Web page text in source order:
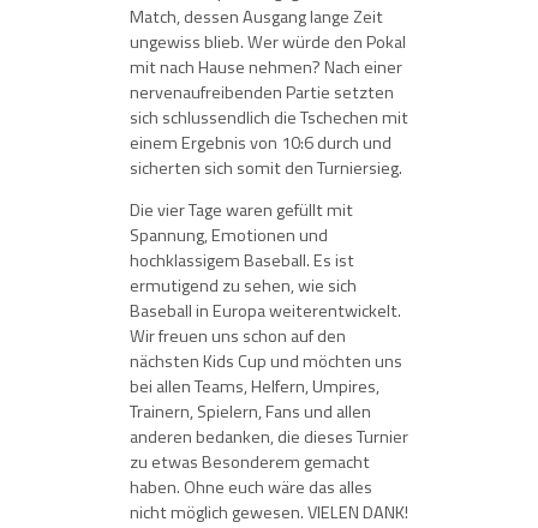
Match, dessen Ausgang lange Zeit
ungewiss blieb. Wer würde den Pokal
mit nach Hause nehmen? Nach einer
nervenaufreibenden Partie setzten
sich schlussendlich die Tschechen mit
einem Ergebnis von 10:6 durch und
sicherten sich somit den Turniersieg.
Die vier Tage waren gefüllt mit
Spannung, Emotionen und
hochklassigem Baseball. Es ist
ermutigend zu sehen, wie sich
Baseball in Europa weiterentwickelt.
Wir freuen uns schon auf den
nächsten Kids Cup und möchten uns
bei allen Teams, Helfern, Umpires,
Trainern, Spielern, Fans und allen
anderen bedanken, die dieses Turnier
zu etwas Besonderem gemacht
haben. Ohne euch wäre das alles
nicht möglich gewesen. VIELEN DANK!